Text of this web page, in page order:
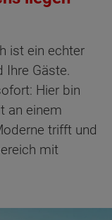
ist ein echter
Ihre Gäste.
Hier bin
an einem
trifft und
mit